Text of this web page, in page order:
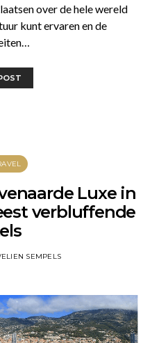
over de hele wereld
kunt ervaren en de
Luxe in
verbluffende
SEMPELS